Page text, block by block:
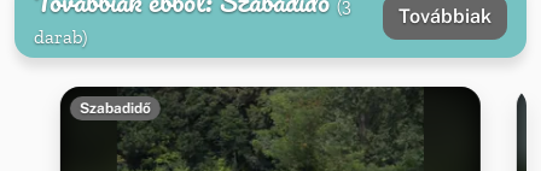
(3
darab)
Továbbiak
Szabadidő